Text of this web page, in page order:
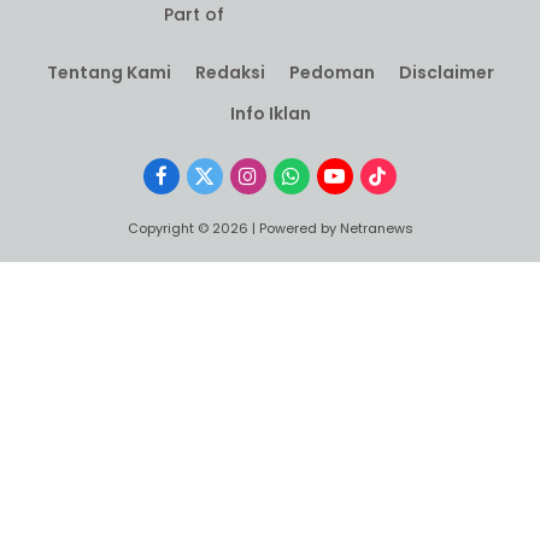
Part of
Tentang Kami Redaksi Pedoman
Disclaimer
Info Iklan
Facebook
X
InstagramWhatsApp
YouTubeTikTok
Copyright © 2026 | Powered by Netranews